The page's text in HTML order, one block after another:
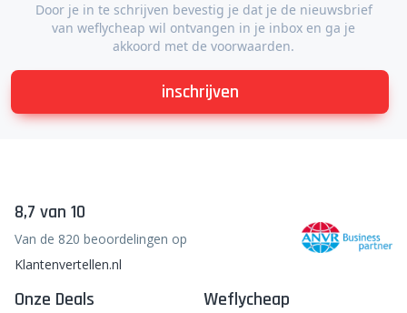
Door je in te schrijven bevestig je dat je de nieuwsbrief
van weflycheap wil ontvangen in je inbox en ga je
akkoord met de voorwaarden.
inschrijven
8,7 van 10
Van de 820 beoordelingen op
Klantenvertellen.nl
Onze Deals Weflycheap